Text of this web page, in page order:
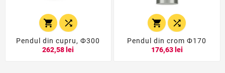
 
Pendul din cupru, Ф300
262,58 lei
 
Pendul din crom Ф170
176,63 lei